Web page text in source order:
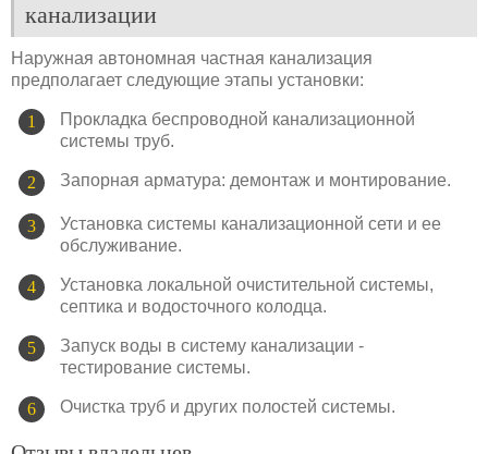
канализации
Наружная автономная частная канализация
предполагает следующие этапы установки:
Прокладка беспроводной канализационной
системы труб.
Запорная арматура: демонтаж и монтирование.
Установка системы канализационной сети и ее
обслуживание.
Установка локальной очистительной системы,
септика и водосточного колодца.
Запуск воды в систему канализации -
тестирование системы.
Очистка труб и других полостей системы.